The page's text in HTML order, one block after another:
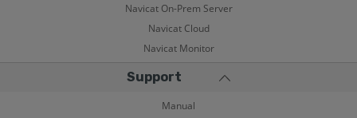
Navicat On-Prem Server
Navicat Cloud
Navicat Monitor
Support
Manual